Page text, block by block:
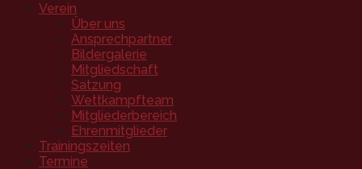
Verein
Über uns
Ansprechpartner
Bildergalerie
Mitgliedschaft
Satzung
Wettkampfteam
Mitgliederbereich
Ehrenmitglieder
Trainingszeiten
Termine